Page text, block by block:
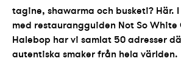
tagine, shawarma och busketi? Här.
med restaurangguiden Not So White
Halebop har vi samlat 50 adresser
autentiska smaker från hela världen.